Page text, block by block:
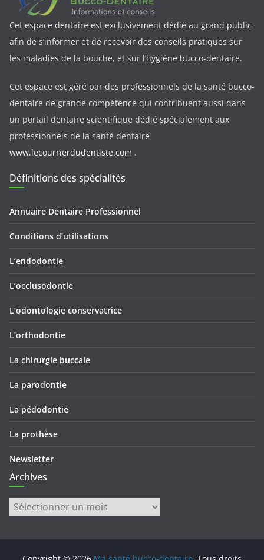
Cet espace dentaire est exclusivement dédié au grand public
afin de s’informer et de recevoir des conseils pratiques sur
les maladies de la bouche, et sur l’hygiène bucco-dentaire.
Cet espace est géré par des professionnels de la santé bucco-
dentaire de grande compétence qui contribuent aussi dans
un portail dentaire scientifique dédié spécialement aux
professionnels de la santé dentaire
www.lecourrierdudentiste.com .
Définitions des spécialités
Annuaire Dentaire Professionnel
Conditions d’utilisations
L’endodontie
L’occlusodontie
L’odontologie conservatrice
L’orthodontie
La chirurgie buccale
La parodontie
La pédodontie
La prothèse
Newsletter
Archives
Archives